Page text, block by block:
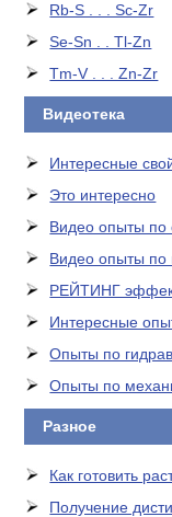
Rb-S . . . Sc-Zr
Se-Sn . . Tl-Zn
Tm-V . . . Zn-Zr
Видеотека
Интересные
Это интересно
Видео опыты по
Видео опыты по
РЕЙТИНГ
Интересные
Опыты по
Опыты по
Разное
Как готовить
Получение